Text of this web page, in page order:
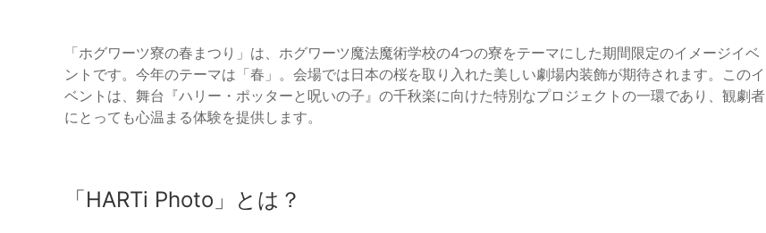
「ホグワーツ寮の春まつり」は、ホグワーツ魔法魔術学校の4つの寮をテーマにした期間限定のイメージイベ
ントです。今年のテーマは「春」。会場では日本の桜を取り入れた美しい劇場内装飾が期待されます。このイ
ベントは、舞台『ハリー・ポッターと呪いの子』の千秋楽に向けた特別なプロジェクトの一環であり、観劇者
にとっても心温まる体験を提供します。
「HARTi Photo」とは？